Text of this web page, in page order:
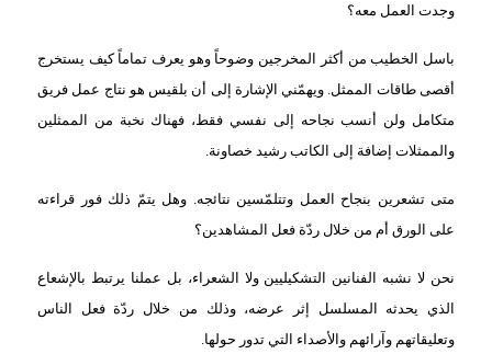
وجدت العمل معه؟
باسل الخطيب من أكثر المخرجين وضوحاً وهو يعرف تماماً كيف يستخرج
أقصى طاقات الممثل. ويهمّني الإشارة إلى أن بلقيس هو نتاج عمل فريق
متكامل ولن أنسب نجاحه إلى نفسي فقط، فهناك نخبة من الممثلين
والممثلات إضافة إلى الكاتب رشيد خصاونة.
متى تشعرين بنجاح العمل وتتلمّسين نتائجه. وهل يتمّ ذلك فور قراءته
على الورق أم من خلال ردّة فعل المشاهدين؟
نحن لا نشبه الفنانين التشكيليين ولا الشعراء، بل عملنا يرتبط بالإشعاع
الذي يحدثه المسلسل إثر عرضه، وذلك من خلال ردّة فعل الناس
وتعليقاتهم وآرائهم والأصداء التي تدور حولها.